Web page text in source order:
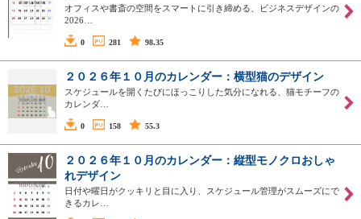
オフィスや書斎の空間をスマートに引き締める、ビジネスデザインの
2026…
0 281 98.35
２０２６年１０月のカレンダー：横型猫のデザイン
スケジュールを開くたびにほっこりした気分になれる、猫モチーフの
カレンダ…
0 158 55.3
２０２６年１０月のカレンダー：縦型モノクロおしゃ
れデザイン
日付や曜日がクッキリと目に入り、スケジュール管理がスムーズにで
きるカレ…